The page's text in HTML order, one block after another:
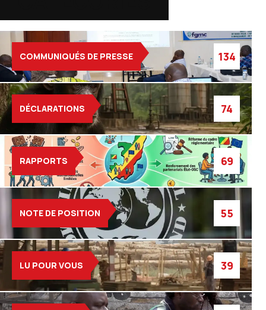
COMMUNIQUÉS DE PRESSE 134
DÉCLARATIONS 74
RAPPORTS 69
NOTE DE POSITION 55
LU POUR VOUS 39